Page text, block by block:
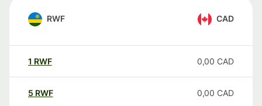
RWF CAD
1 RWF 0,00 CAD
5 RWF 0,00 CAD